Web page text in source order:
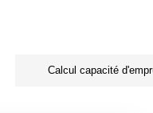
Calcul capacité